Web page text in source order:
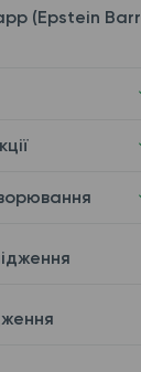
(Epstein Barr